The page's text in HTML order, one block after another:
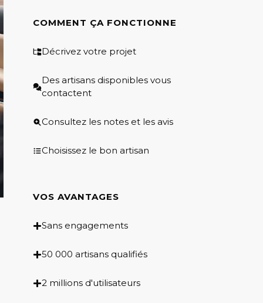
COMMENT ÇA FONCTIONNE
Décrivez votre projet
Des artisans disponibles vous
contactent
Consultez les notes et les avis
Choisissez le bon artisan
VOS AVANTAGES
Sans engagements
50 000 artisans qualifiés
2 millions d'utilisateurs